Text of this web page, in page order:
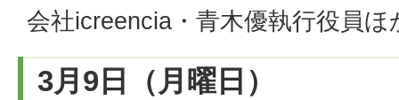
会社icreencia・青木優執行役員
3月9日（月曜日）